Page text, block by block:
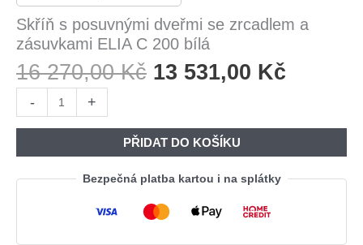
Skříň s posuvnými dveřmi se zrcadlem a
zásuvkami ELIA C 200 bílá
16 270,00Kč Původní
16
270,00 Kč.
13 531,00 Kč
531,00
-
s
dveřmi
se
+
PŘIDAT DO KOŠÍKU
Bezpečná platba kartou i na splátky